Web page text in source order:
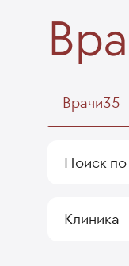
Врачи35
Клиника